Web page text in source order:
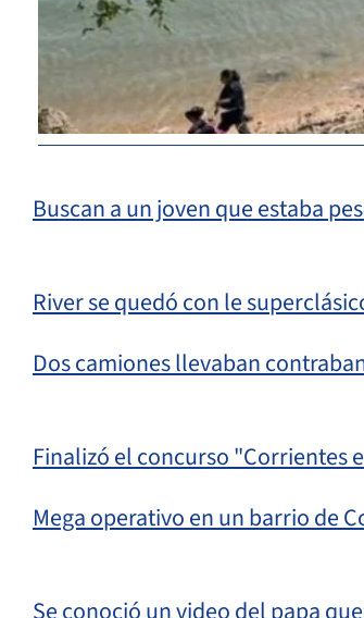
Buscan a un joven que estaba
River se quedó con le
Dos camiones llevaban
Finalizó el concurso "Corrientes
Mega operativo en un barrio de